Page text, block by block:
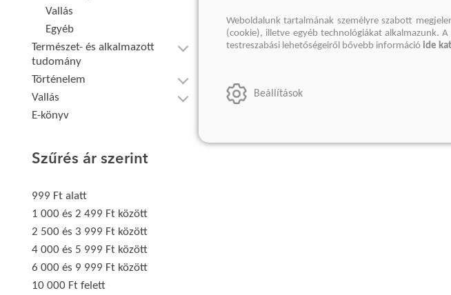
Vallás
Egyéb
Természet- és alkalmazott
tudomány
Történelem
Vallás
E-könyv
Szűrés ár szerint
999 Ft alatt
1 000 és 2 499 Ft között
2 500 és 3 999 Ft között
4 000 és 5 999 Ft között
6 000 és 9 999 Ft között
10 000 Ft felett
Weboldalunk tartalmának személyre szabott
(cookie), illetve egyéb technológiákat alkalmazunk.
testreszabási lehetőségeiről bővebb információ ide
Beállítások